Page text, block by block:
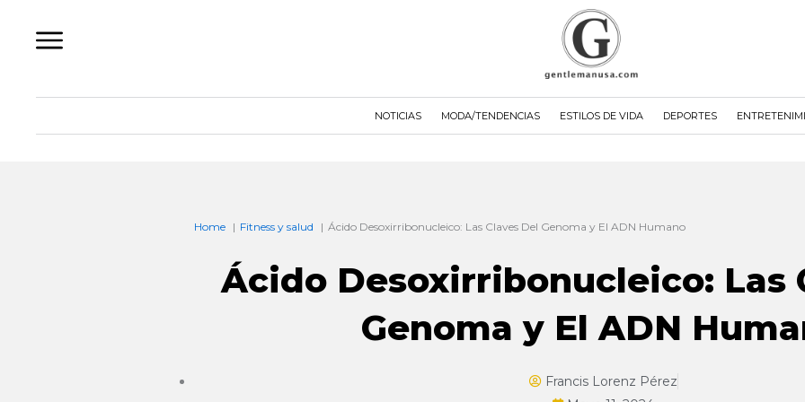
NOTICIAS MODA/TENDENCIAS ESTILOS DE VIDA DEPORTES
Home Fitness y salud Ácido Desoxirribonucleico: Las Claves Del Genoma y El ADN Humano
Ácido Desoxirribonucleico: Las
Genoma y El ADN
Francis Lorenz Pérez